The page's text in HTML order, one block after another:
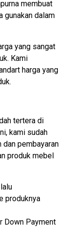
membuat
gunakan dalam
yang sangat
Kami
harga yang
tertera di
kami sudah
pembayaran
produk mebel
produknya
Down Payment